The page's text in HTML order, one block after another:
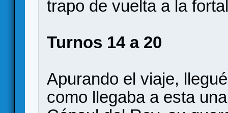
trapo de vuelta a la
Turnos 14 a 20
Apurando el viaje,
como llegaba a esta